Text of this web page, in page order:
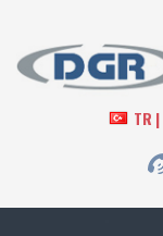
TR |